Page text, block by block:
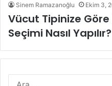
Sinem Ramazanoğlu Ekim 3,
Vücut Tipinize Göre
Seçimi Nasıl Yapılır?